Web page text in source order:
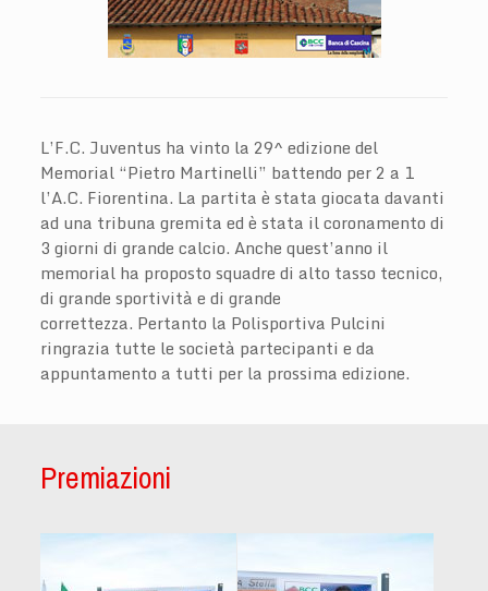
L’F.C. Juventus ha vinto la 29^ edizione del
Memorial “Pietro Martinelli” battendo per 2 a 1
l’A.C. Fiorentina. La partita è stata giocata davanti
ad una tribuna gremita ed è stata il coronamento di
3 giorni di grande calcio. Anche quest’anno il
memorial ha proposto squadre di alto tasso tecnico,
di grande sportività e di grande
correttezza. Pertanto la Polisportiva Pulcini
ringrazia tutte le società partecipanti e da
appuntamento a tutti per la prossima edizione.
Premiazioni